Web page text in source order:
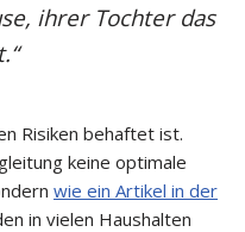
ihrer Tochter das
Risiken behaftet ist.
keine optimale
wie ein Artikel in der
in vielen Haushalten